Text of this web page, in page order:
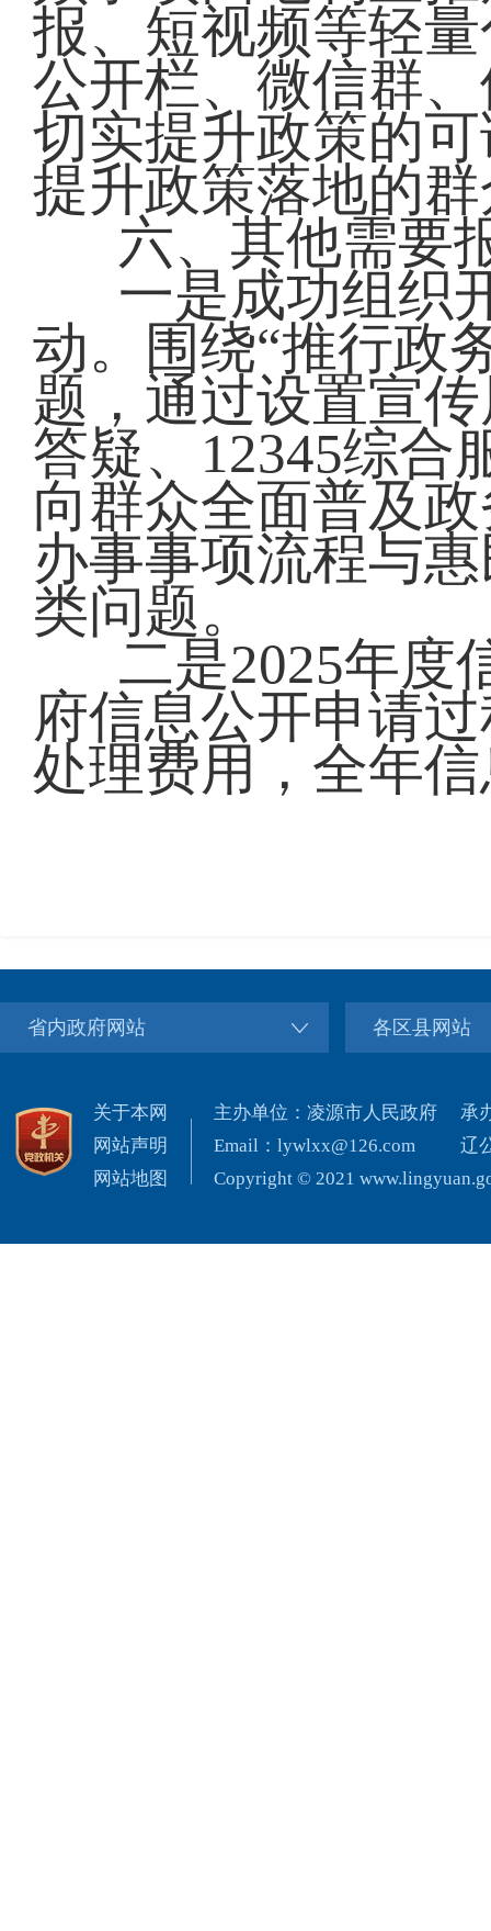
报、短视频等轻
公开栏、微信群
切实提升政策的
提升政策落地的
六、其他需要
一是成功组织
动。围绕“推行政
题，通过设置宣
答疑、12345综合
向群众全面普及
办事事项流程与
类问题。
二是2025年度
府信息公开申请
处理费用，全年
省内政府网站 各区县网站
关于本网
网站声明
网站地图
主办单位：凌源市人民政府
Email：lywlxx@126.com
Copyright © 2021
承
辽